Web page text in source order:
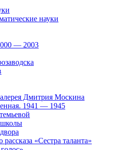
науки
— 2003
Дмитрия Москина
1941 — 1945
школы
рассказа «Сестра таланта»